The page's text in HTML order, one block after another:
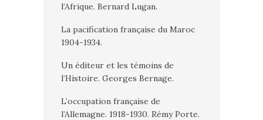
l’Afrique. Bernard Lugan.
La pacification française du Maroc
1904-1934.
Un éditeur et les témoins de
l’Histoire. Georges Bernage.
L’occupation française de
l’Allemagne. 1918-1930. Rémy Porte.